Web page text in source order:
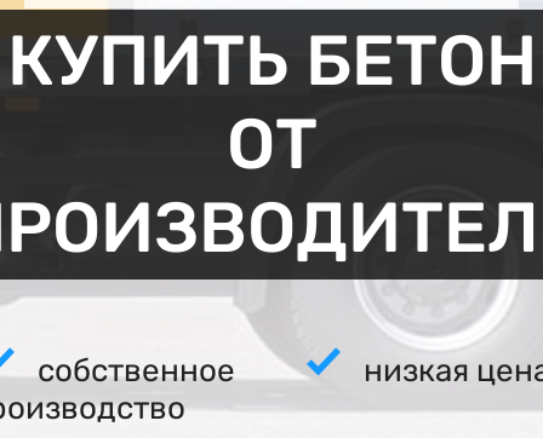
КУПИТЬ БЕТОН
ОТ
собственное
низкая